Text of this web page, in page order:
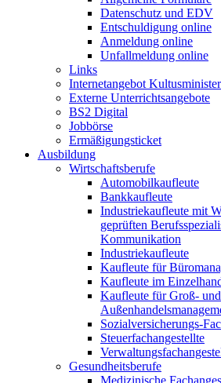
Datenschutz und EDV
Entschuldigung online
Anmeldung online
Unfallmeldung online
Links
Internetangebot
Externe Unterrichtsangebote
BS2 Digital
Jobbörse
Ermäßigungsticket
Ausbildung
Wirtschaftsberufe
Automobilkaufleute
Bankkaufleute
Industriekaufleute mit
geprüften
Kommunikation
Industriekaufleute
Kaufleute für
Kaufleute im
Kaufleute für Groß- und
Sozialversicherungs-
Steuerfachangestellte
Gesundheitsberufe
Medizinische